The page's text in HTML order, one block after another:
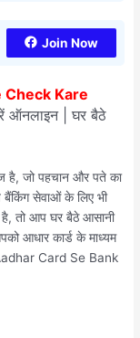
Join Now
Check Kare
ऑनलाइन | घर बैठे
है, जो पहचान और पते का
बैंकिंग सेवाओं के लिए भी
तो आप घर बैठे आसानी
आधार कार्ड के माध्यम
Card Se Bank